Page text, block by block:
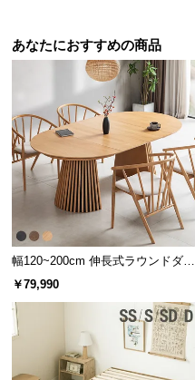
あなたにおすすめの商品
幅120~200cm 伸長式ラウンドダイ
ニングテーブル 6人掛け 天然木突
￥79,990